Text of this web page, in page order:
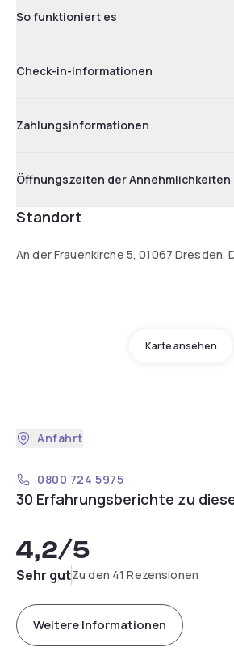
So funktioniert es
Check-in-Informationen
Zahlungsinformationen
Öffnungszeiten der Annehmlichkeiten
Standort
An der Frauenkirche 5, 01067 Dresden,
Karte ansehen
Anfahrt
0800 724 5975
30 Erfahrungsberichte zu
4,2/5
Sehr gutZu den 41 Rezensionen
Weitere Informationen